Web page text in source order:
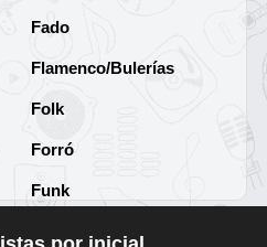
Fado
Flamenco/Bulerías
Folk
Forró
Funk